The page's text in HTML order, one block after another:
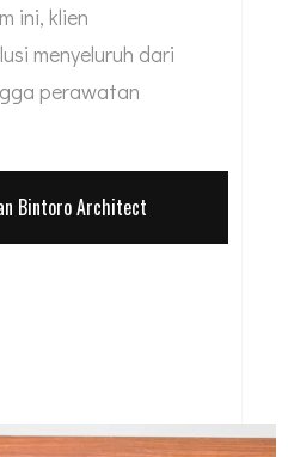
Bintoro Architect
ini, klien
menyeluruh dari
perawatan